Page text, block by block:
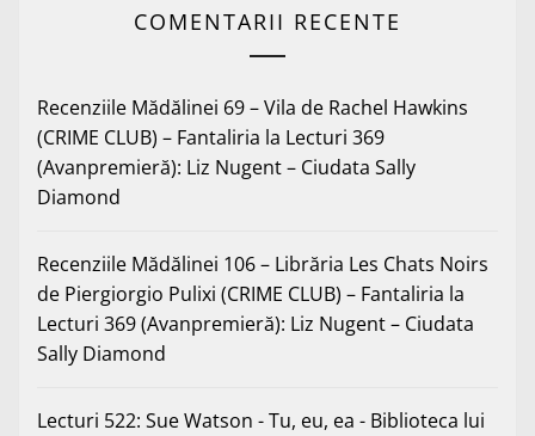
COMENTARII RECENTE
Recenziile Mădălinei 69 – Vila de Rachel Hawkins
(CRIME CLUB) – Fantaliria la Lecturi 369
(Avanpremieră): Liz Nugent – Ciudata Sally
Diamond
Recenziile Mădălinei 106 – Librăria Les Chats Noirs
de Piergiorgio Pulixi (CRIME CLUB) – Fantaliria la
Lecturi 369 (Avanpremieră): Liz Nugent – Ciudata
Sally Diamond
Lecturi 522: Sue Watson - Tu, eu, ea - Biblioteca lui